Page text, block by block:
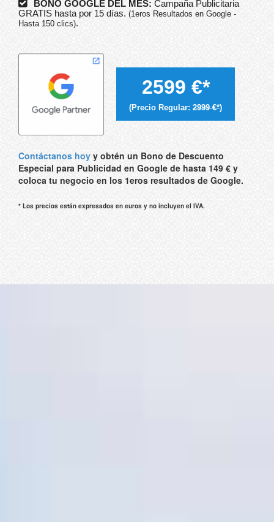
BONO GOOGLE DEL MES: Campaña Publicitaria
GRATIS hasta por 15 días. (1eros Resultados en Google -
Hasta 150 clics).
2599 €*
(Precio Regular: 2999 €*)
Contáctanos hoy y obtén un Bono de Descuento
Especial para Publicidad en Google de hasta 149 € y
coloca tu negocio en los 1eros resultados de Google.
* Los precios están expresados en euros y no incluyen el IVA.